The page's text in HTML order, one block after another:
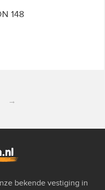
148
→
bekende vestiging in